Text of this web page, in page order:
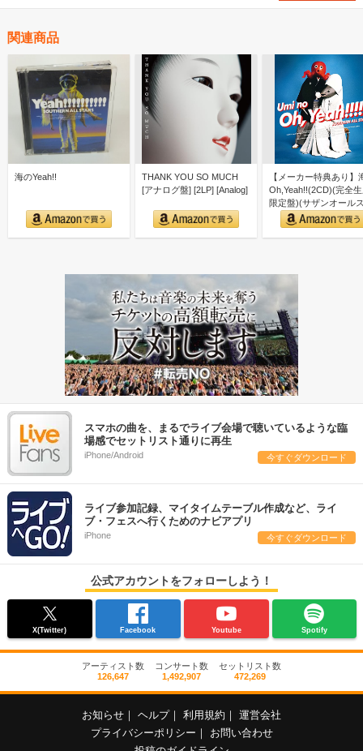
関連商品
海のYeah!!
THANK YOU SO MUCH
[アナログ盤] [2LP] [Analog]
【メーカー特典あり】
Oh,Yeah!!(2CD)(完全
限定盤)(サザンオール
ーズ 40…
スマホの曲を、まるでライブ会場で聴いているような臨
場感でセットリスト通りに再生
iPhone/Android 今すぐダウンロード
ライブ参加記録、マイタイムテーブル作成など、ライ
ブ・フェスへ行くためのナビアプリ
iPhone 今すぐダウンロード
公式アカウントをフォローしよう！
X(Twitter) Facebook Youtube Spotify
アーティスト数
126,647
コンサート数
1,492,907
セットリスト数
472,269
お知らせ ｜ ヘルプ｜ 利用規約 ｜ 運営会社
プライバシーポリシー ｜
お問い合わせ